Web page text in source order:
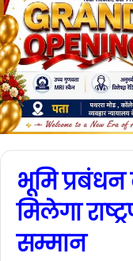
भूमि
मिलेगा
सम्मान